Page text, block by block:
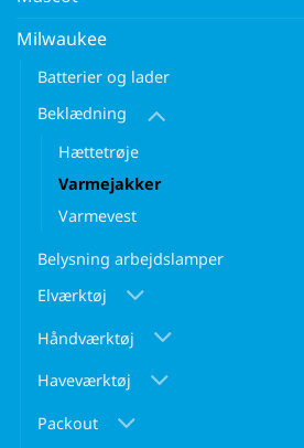
Milwaukee
Batterier og lader
Beklædning
Hættetrøje
Varmejakker
Varmevest
Belysning arbejdslamper
Elværktøj
Håndværktøj
Haveværktøj
Packout